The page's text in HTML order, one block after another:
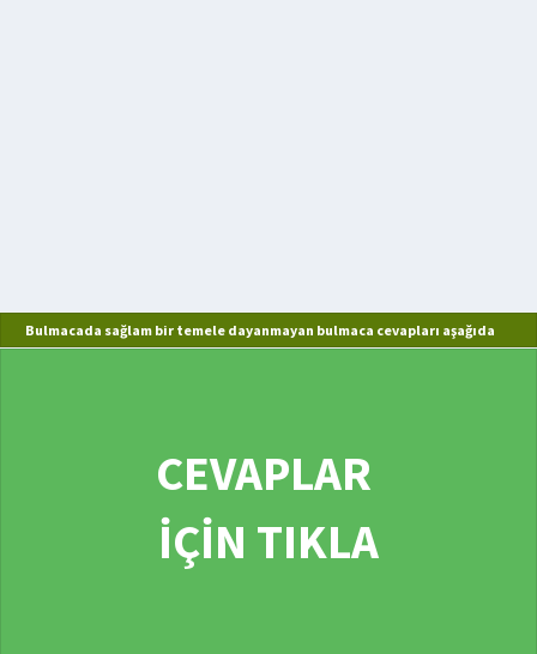
Bulmacada sağlam bir temele dayanmayan bulmaca cevapları aşağıda
CEVAPLAR
İÇİN TIKLA